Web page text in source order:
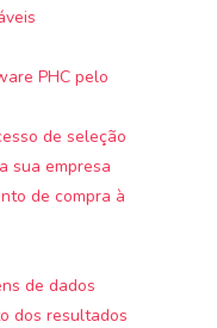
PHC pelo
de seleção
sua empresa
de compra à
de dados
dos resultados